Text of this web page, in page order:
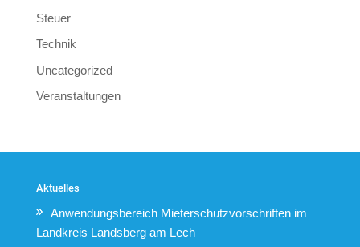
Steuer
Technik
Uncategorized
Veranstaltungen
Aktuelles
Anwendungsbereich Mieterschutzvorschriften im
Landkreis Landsberg am Lech